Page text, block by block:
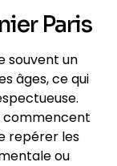
Paris
souvent un
âges, ce qui
commencent
repérer les
ou